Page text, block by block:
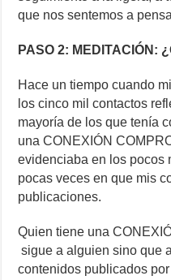
que nos sentemos a
PASO 2: MEDITACIÓN:
Hace un tiempo cuando
los cinco mil contactos
mayoría de los que tenía
una CONEXIÓN
evidenciaba en los pocos
pocas veces en que mis
publicaciones.
Quien tiene una
sigue a alguien sino que
contenidos publicados